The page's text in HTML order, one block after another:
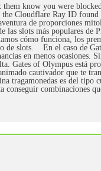
know you were
the Cloudflare Ray ID
de proporciones
las slots más populares de
cómo funciona, los
de slots. En el caso de
en menos ocasiones.
Gates of Olympus está
cautivador que te
tragamonedas es del tipo
conseguir combinaciones